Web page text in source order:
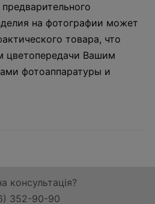
на фотографии может
товара, что
цветопередачи Вашим
фотоаппаратуры и
консультація?
352-90-90